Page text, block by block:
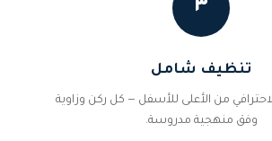
٣
تنظيف شامل
من الأعلى للأسفل — كل ركن وزاوية
وفق منهجية مدروسة.